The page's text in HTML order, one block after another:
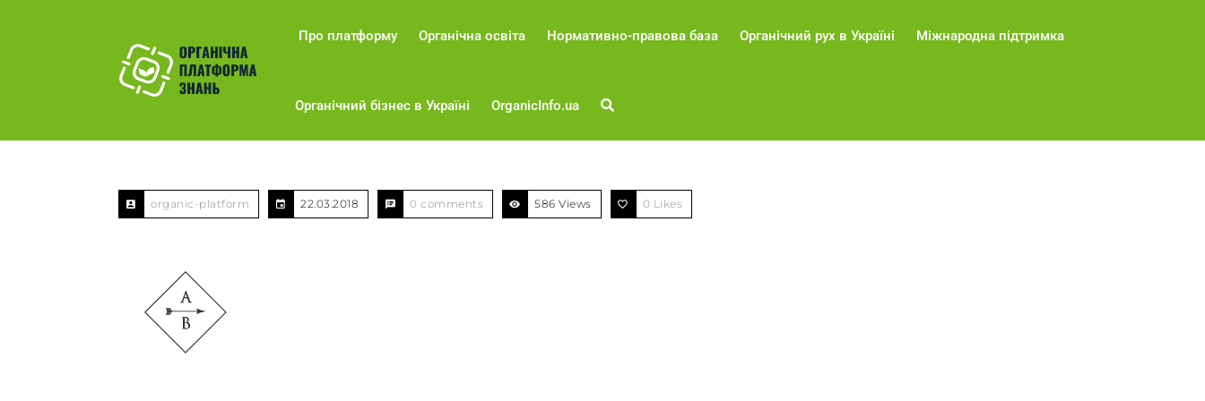
Про платформу Органічна освіта Нормативно-правова база Органічний рух в Україні Міжнародна підтримка
Органічний бізнес в Україні OrganicInfo.ua
organic-platform 22.03.2018 0 comments 586 Views 0 Likes